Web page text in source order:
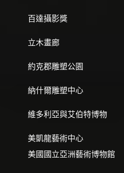
百達攝影獎
立木畫廊
約克郡雕塑公園
納什爾雕塑中心
維多利亞與艾伯特博物
美凱龍藝術中心
美國國立亞洲藝術博物館